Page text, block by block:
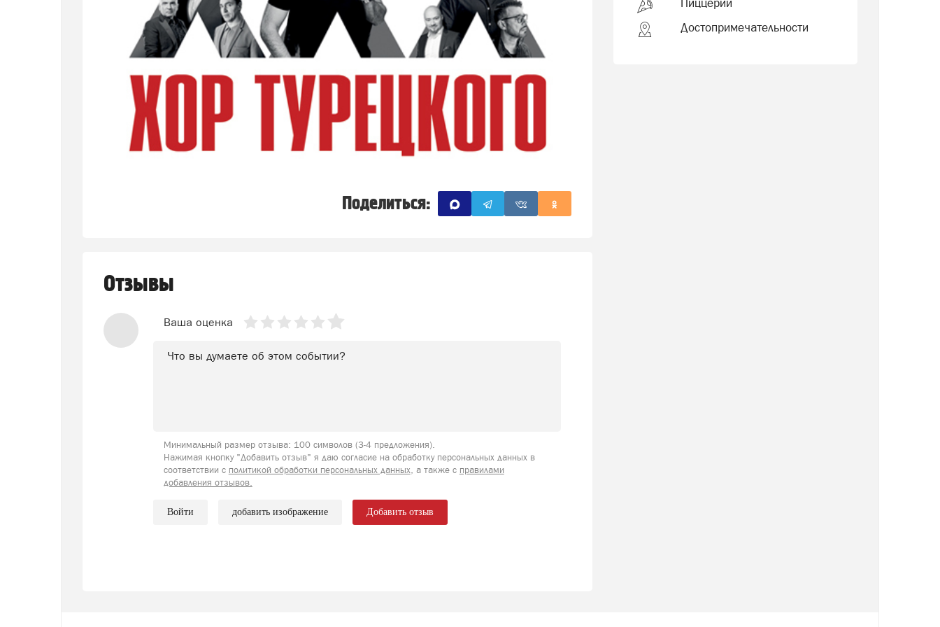
Поделиться:
Отзывы
Ваша оценка
Минимальный размер отзыва: 100 символов (3-4 предложения).
Нажимая кнопку "Добавить отзыв" я даю согласие на обработку персональных данных в
соответствии с политикой обработки персональных данных , а также с правилами
добавления отзывов.
Войти добавить изображение Добавить отзыв
Пиццерии
Достопримечательности